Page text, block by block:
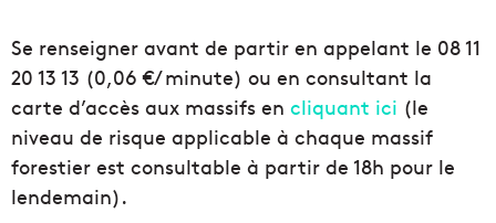
Se renseigner avant de partir en appelant le 08 11
20 13 13 (0,06 €/ minute) ou en consultant la
carte d’accès aux massifs en cliquant ici (le
niveau de risque applicable à chaque massif
forestier est consultable à partir de 18h pour le
lendemain).